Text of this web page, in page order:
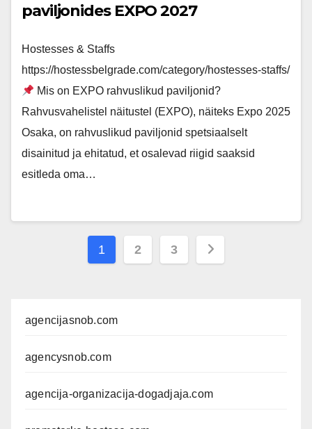
paviljonides EXPO 2027
Hostesses & Staffs
https://hostessbelgrade.com/category/hostesses-staffs/
Mis on EXPO rahvuslikud paviljonid?
Rahvusvahelistel näitustel (EXPO), näiteks Expo 2025
Osaka, on rahvuslikud paviljonid spetsiaalselt
disainitud ja ehitatud, et osalevad riigid saaksid
esitleda oma…
Posts
1 2 3
agencijasnob.com
agencysnob.com
agencija-organizacija-dogadjaja.com